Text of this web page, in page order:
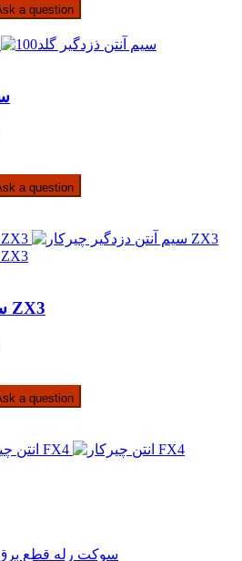
a question
a question
سیم آنتن دزدگیر چیرکار ZX3
a question